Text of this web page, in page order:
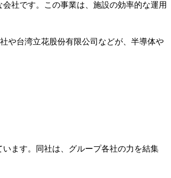
社です。この事業は、施設の効率的な運用
や台湾立花股份有限公司などが、半導体や
ます。同社は、グループ各社の力を結集